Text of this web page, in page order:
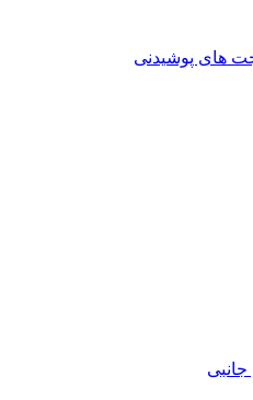
های پوشیدنی